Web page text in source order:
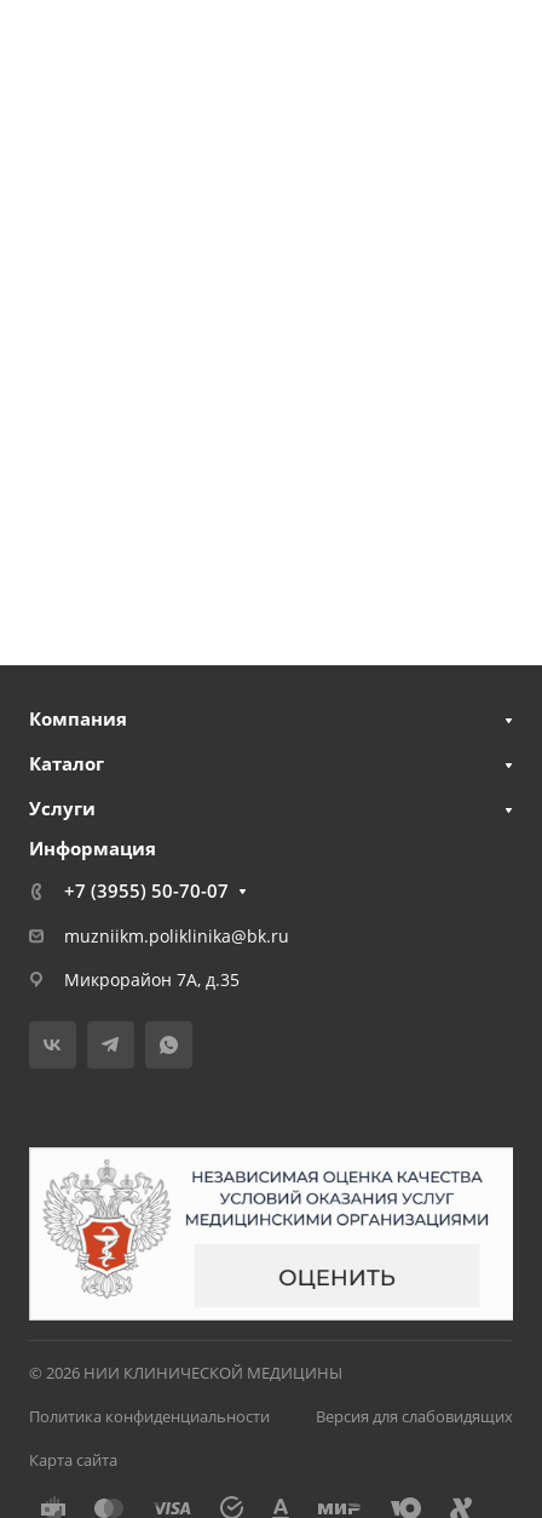
Компания
Каталог
Услуги
Информация
+7 (3955) 50-70-07
muzniikm.poliklinika@bk.ru
Микрорайон 7А, д.35
© 2026 НИИ КЛИНИЧЕСКОЙ МЕДИЦИНЫ
Политика конфиденциальности
Версия для слабовидящих
Карта сайта